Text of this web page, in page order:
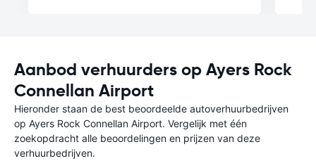
Aanbod verhuurders op Ayers Rock
Connellan Airport
Hieronder staan de best beoordeelde autoverhuurbedrijven
op Ayers Rock Connellan Airport. Vergelijk met één
zoekopdracht alle beoordelingen en prijzen van deze
verhuurbedrijven.